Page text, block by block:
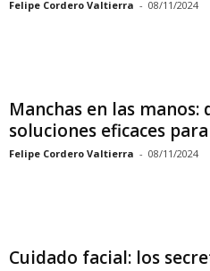
Felipe Cordero Valtierra - 08/11/2024
Manchas en las manos:
soluciones eficaces
Felipe Cordero Valtierra - 08/11/2024
Cuidado facial: los